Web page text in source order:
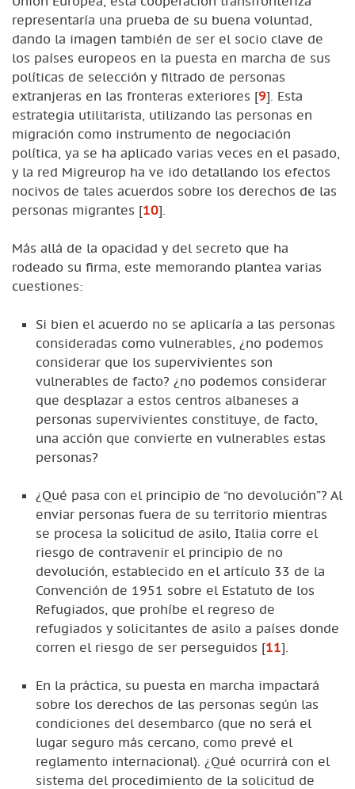
representaría una prueba de su buena voluntad,
dando la imagen también de ser el socio clave de
los países europeos en la puesta en marcha de sus
políticas de selección y filtrado de personas
extranjeras en las fronteras exteriores [9] . Esta
estrategia utilitarista, utilizando las personas en
migración como instrumento de negociación
política, ya se ha aplicado varias veces en el pasado,
y la red Migreurop ha ve ido detallando los efectos
nocivos de tales acuerdos sobre los derechos de las
personas migrantes [10]
Más allá de la opacidad y del secreto que ha
rodeado su firma, este memorando plantea varias
cuestiones:
Si bien el acuerdo no se aplicaría a las personas
consideradas como vulnerables, ¿no podemos
considerar que los supervivientes son
vulnerables de facto? ¿no podemos considerar
que desplazar a estos centros albaneses a
personas supervivientes constituye, de facto,
una acción que convierte en vulnerables estas
personas?
¿Qué pasa con el principio de “no devolución”? Al
enviar personas fuera de su territorio mientras
se procesa la solicitud de asilo, Italia corre el
riesgo de contravenir el principio de no
devolución, establecido en el artículo 33 de la
Convención de 1951 sobre el Estatuto de los
Refugiados, que prohíbe el regreso de
refugiados y solicitantes de asilo a países donde
corren el riesgo de ser perseguidos [11]
En la práctica, su puesta en marcha impactará
sobre los derechos de las personas según las
condiciones del desembarco (que no será el
lugar seguro más cercano, como prevé el
reglamento internacional). ¿Qué ocurrirá con el
sistema del procedimiento de la solicitud de